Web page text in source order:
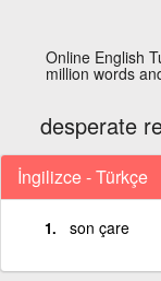
Online English
million words
desperate
İngilizce - Türkçe
son çare